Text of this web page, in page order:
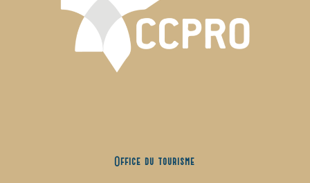
Office du tourisme